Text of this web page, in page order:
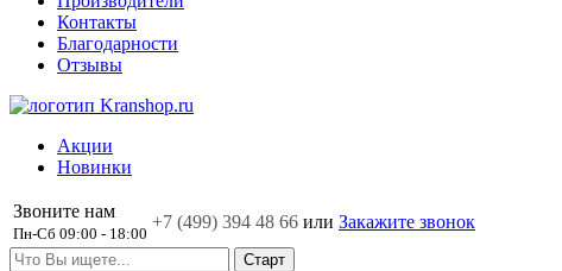
Контакты
Благодарности
Отзывы
Акции
Новинки
Звоните нам
Пн-Сб 09:00 - 18:00
+7 (499) 394 48 66 или Закажите звонок